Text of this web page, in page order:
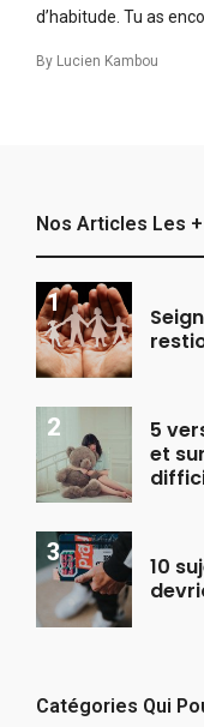
d’habitude. Tu as
By Lucien Kambou
Nos Articles Les
5
et
10
Catégories Qui